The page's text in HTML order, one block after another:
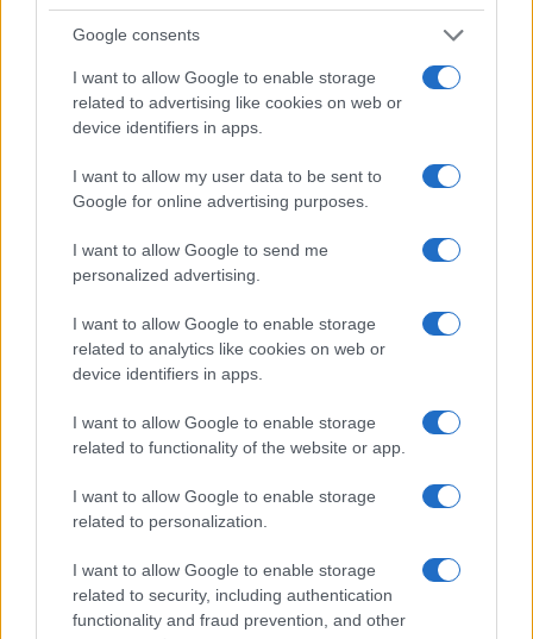
Google consents
I want to allow Google to enable storage
related to advertising like cookies on web or
device identifiers in apps.
I want to allow my user data to be sent to
Google for online advertising purposes.
I want to allow Google to send me
personalized advertising.
I want to allow Google to enable storage
related to analytics like cookies on web or
device identifiers in apps.
I want to allow Google to enable storage
related to functionality of the website or app.
I want to allow Google to enable storage
related to personalization.
I want to allow Google to enable storage
related to security, including authentication
functionality and fraud prevention, and other
Cristian Castiglioni · 7 Ago 2026
ex stabilimento di profumi
Matteo Pellegrino · 7 Ago 2026
Sognare il fango ha anche dei significati positivi (che
ci crediate o no)